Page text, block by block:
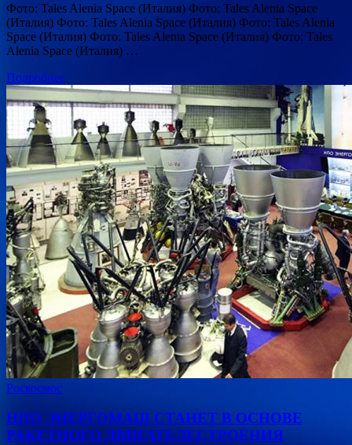
Фото: Tales Alenia Space (Италия) Фото: Tales Alenia Space
(Италия) Фото: Tales Alenia Space (Италия) Фото: Tales Alenia
Space (Италия) Фото: Tales Alenia Space (Италия) Фото: Tales
Alenia Space (Италия) …
Подробнее
Роскосмос
НПО ЭНЕРГОМАШ СТАНЕТ В ОСНОВЕ
РАКЕТНОГО ДВИГАТЕЛЕСТРОЕНИЯ